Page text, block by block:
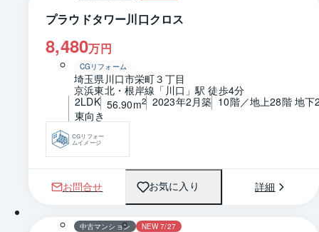
プラウドタワー川口クロス
8,480万円
CGリフォーム
埼玉県川口市栄町３丁目
京浜東北・根岸線「川口」駅 徒歩4分
2LDK 56.90m2 2023年2月築 10階／地上28階 地下
東向き
CGリフォー
ムイメージ
お問合せ お気に入り 詳細
1 / 0 間取り
中古マンション NEW 7/27